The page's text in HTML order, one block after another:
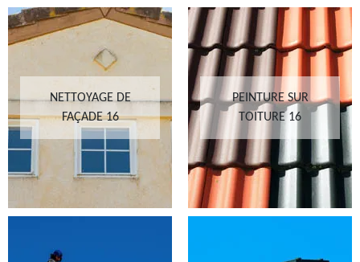
NETTOYAGE DE
FAÇADE 16
PEINTURE SUR
TOITURE 16